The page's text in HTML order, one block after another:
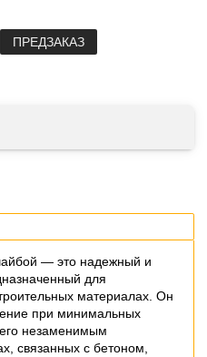
ПРЕДЗАКАЗ
— это надежный и
для
материалах. Он
при минимальных
его незаменимым
связанных с бетоном,